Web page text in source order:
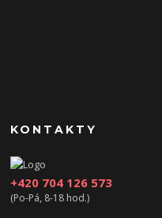
KONTAKTY
+420 704 126 573
(Po-Pá, 8-18 hod.)